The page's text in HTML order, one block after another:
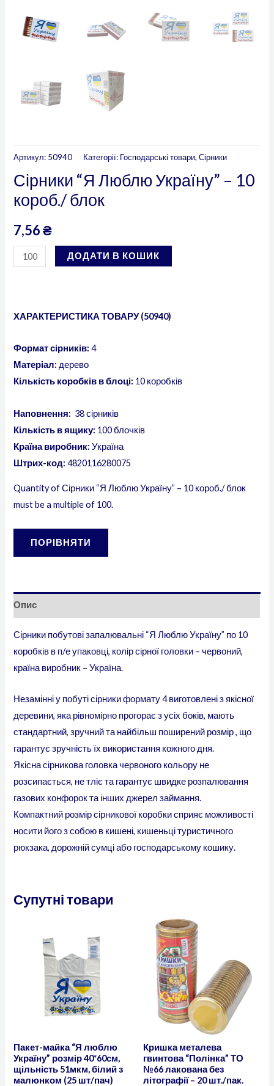
Артикул: 50940 Категорії: Господарські товари,Сірники
Сірники “Я Люблю Україну” – 10
короб./ блок
7,56₴
ДОДАТИ В КОШИК
ХАРАКТЕРИСТИКА ТОВАРУ (50940)
Формат сірників: 4
Матеріал: дерево
Кількість коробків в блоці: 10 коробків
Наповнення: 38 сірників
Кількість в ящику: 100 блочків
Країна виробник: Україна
Штрих-код: 4820116280075
Quantity of Сірники “Я Люблю Україну” – 10 короб./ блок
must be a multiple of 100.
ПОРІВНЯТИ
Опис
Сірники побутові запалювальні “Я Люблю Україну” по 10
коробків в п/е упаковці, колір сірної головки – червоний,
країна виробник – Україна.
Незамінні у побуті сірники формату 4 виготовлені з якісної
деревини, яка рівномірно прогорає з усіх боків, мають
стандартний, зручний та найбільш поширений розмір , що
гарантує зручність їх використання кожного дня.
Якісна сірникова головка червоного кольору не
розсипається, не тліє та гарантує швидке розпалювання
газових конфорок та інших джерел займання.
Компактний розмір сірникової коробки сприяє можливості
носити його з собою в кишені, кишеньці туристичного
рюкзака, дорожній сумці або господарському кошику.
Супутні товари
Пакет-майка “Я люблю
Україну” розмір 40*60см,
щільність 51мкм, білий з
малюнком (25 шт/пач)
Кришка металева
гвинтова “Полінка” ТО
№66 лакована без
літографії – 20 шт./пак.